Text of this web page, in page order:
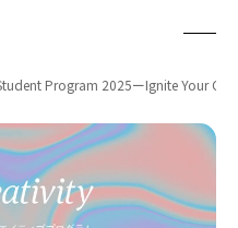
CGWORLD
Program 2025ーIgnite Your